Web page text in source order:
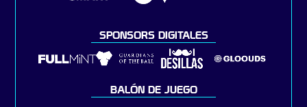
SPONSORS DIGITALES
BALÓN DE JUEGO